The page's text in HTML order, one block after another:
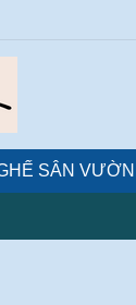
SÂN VƯỜN